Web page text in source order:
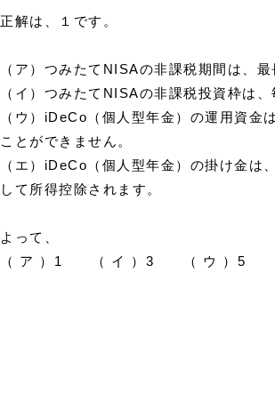
正解は、１です。
（ア）つみたてNISAの非課税期間は、最
（イ）つみたてNISAの非課税投資枠は、
（ウ）iDeCo（個人型年金）の運用資金
ことができません。
（エ）iDeCo（個人型年金）の掛け金は
して所得控除されます。
よって、
（ ア ）1 （ イ ）3 （ ウ ）5 （